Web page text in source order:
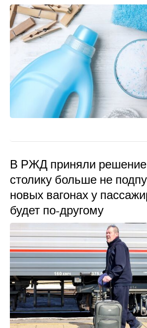
В РЖД приняли
столику больше не
новых вагонах у
будет по-другому